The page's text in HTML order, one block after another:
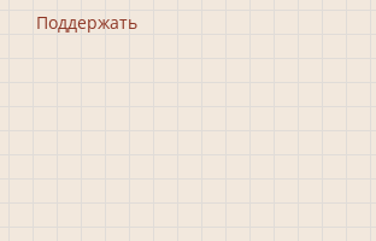
Поддержать